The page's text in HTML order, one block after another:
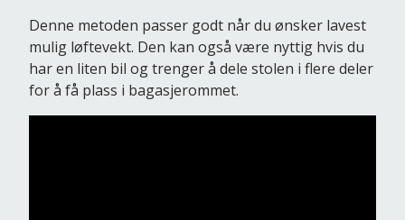
Denne metoden passer godt når du ønsker lavest
mulig løftevekt. Den kan også være nyttig hvis du
har en liten bil og trenger å dele stolen i flere deler
for å få plass i bagasjerommet.